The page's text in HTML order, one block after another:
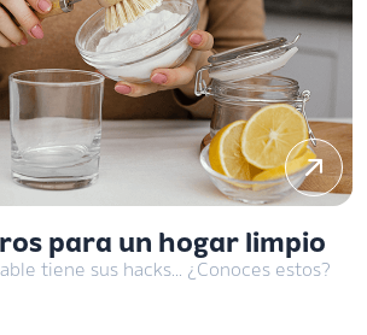
para un hogar limpio
tiene sus hacks... ¿Conoces estos?